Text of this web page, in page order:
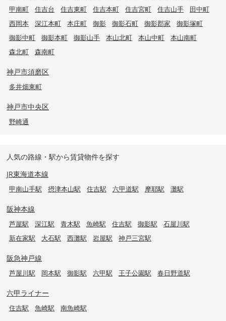
甲南町
住吉台 住吉東町 住吉本町 住吉宮町 住吉山手
田中町
西岡本
深江本町 本庄町 御影 御影石町 御影郡家
御影塚町
御影中町
御影本町 御影山手 本山北町 本山中町
本山南町
森北町
森南町
神戸市須磨区
多井畑東町
神戸市中央区
野崎通
人気の路線・駅から賃貸物件を探す
JR東海道本線
甲南山手駅 摂津本山駅 住吉駅 六甲道駅 摩耶駅 灘駅
阪神本線
芦屋駅 深江駅 青木駅 魚崎駅 住吉駅 御影駅
石屋川駅
新在家駅
大石駅 西灘駅 岩屋駅 神戸三宮駅
阪急神戸線
芦屋川駅 岡本駅 御影駅 六甲駅 王子公園駅 春日野道駅
六甲ライナー
住吉駅 魚崎駅 南魚崎駅